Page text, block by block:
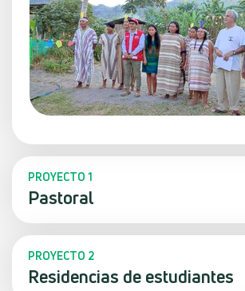
PROYECTO 1
Pastoral
PROYECTO 2
Residencias de estudiantes